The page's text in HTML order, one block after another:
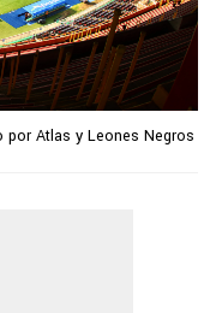
Atlas y Leones Negros